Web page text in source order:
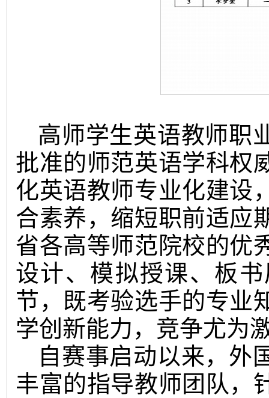
高师学生英语教师职
批准的师范英语学科权
化英语教师专业化建设
合素养，缩短职前适应
省各高等师范院校的优
设计、模拟授课、板
节，既考验选手的专业
学创新能力，竞争尤为
自赛事启动以来，外
丰富的指导教师团队，